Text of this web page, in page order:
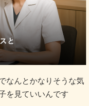
なんとかなりそうな気
を見ていいんです